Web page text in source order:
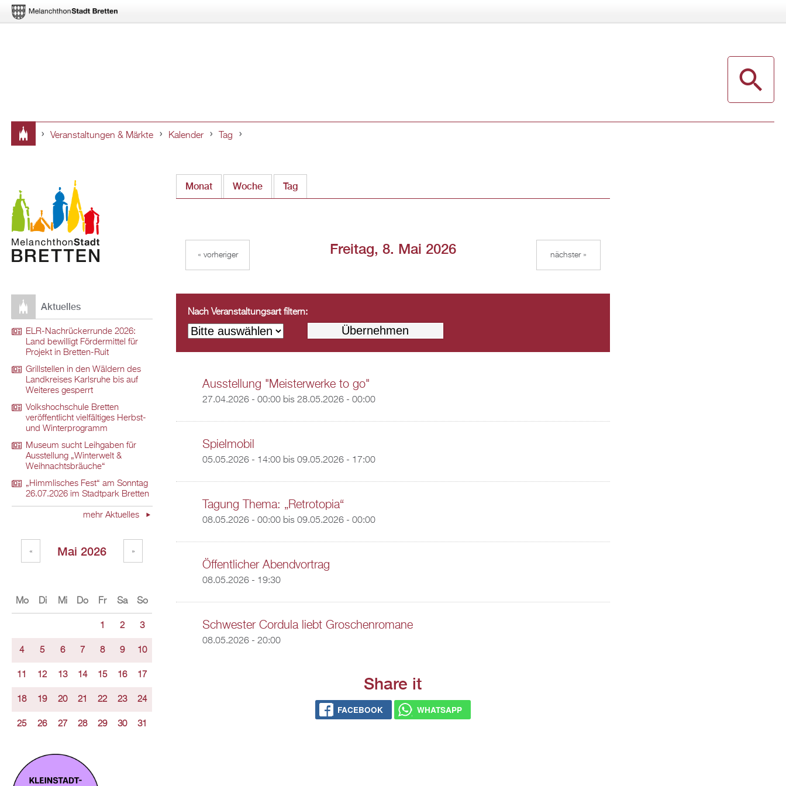
hier
Veranstaltungen & Märkte Kalender Tag
Monat Woche Tag(aktiver Reiter)
Freitag, 8. Mai 2026
« vorheriger nächster »
Nach Veranstaltungsart filtern:
Ausstellung "Meisterwerke to go"
27.04.2026 - 00:00bis 28.05.2026 - 00:00
Spielmobil
05.05.2026 - 14:00bis 09.05.2026 - 17:00
Tagung Thema: „Retrotopia“
08.05.2026 - 00:00bis 09.05.2026 - 00:00
Öffentlicher Abendvortrag
08.05.2026 - 19:30
Schwester Cordula liebt Groschenromane
08.05.2026 - 20:00
Share it
FACEBOOK WHATSAPP
Aktuelles
ELR-Nachrückerrunde 2026:
Land bewilligt Fördermittel für
Projekt in Bretten-Ruit
Grillstellen in den Wäldern des
Landkreises Karlsruhe bis auf
Weiteres gesperrt
Volkshochschule Bretten
veröffentlicht vielfältiges Herbst-
und Winterprogramm
Museum sucht Leihgaben für
Ausstellung „Winterwelt &
Weihnachtsbräuche“
„Himmlisches Fest“ am Sonntag
26.07.2026 im Stadtpark Bretten
mehr Aktuelles
Mai 2026
« »
Mo Di Mi Do Fr Sa So
1 2 3
4 5 6 7 8 9 10
11 12 13 14 15 16 17
18 19 20 21 22 23 24
25 26 27 28 29 30 31